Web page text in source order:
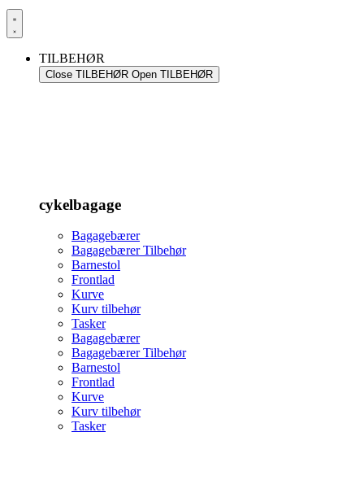
TILBEHØR
Close TILBEHØR Open TILBEHØR
cykelbagage
Bagagebærer
Bagagebærer Tilbehør
Barnestol
Frontlad
Kurve
Kurv tilbehør
Tasker
Bagagebærer
Bagagebærer Tilbehør
Barnestol
Frontlad
Kurve
Kurv tilbehør
Tasker